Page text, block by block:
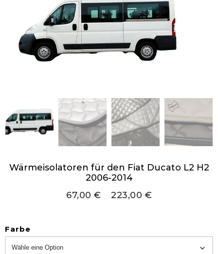
Wärmeisolatoren für den Fiat Ducato L2 H2
2006-2014
67,00 € 223,00 €
Farbe